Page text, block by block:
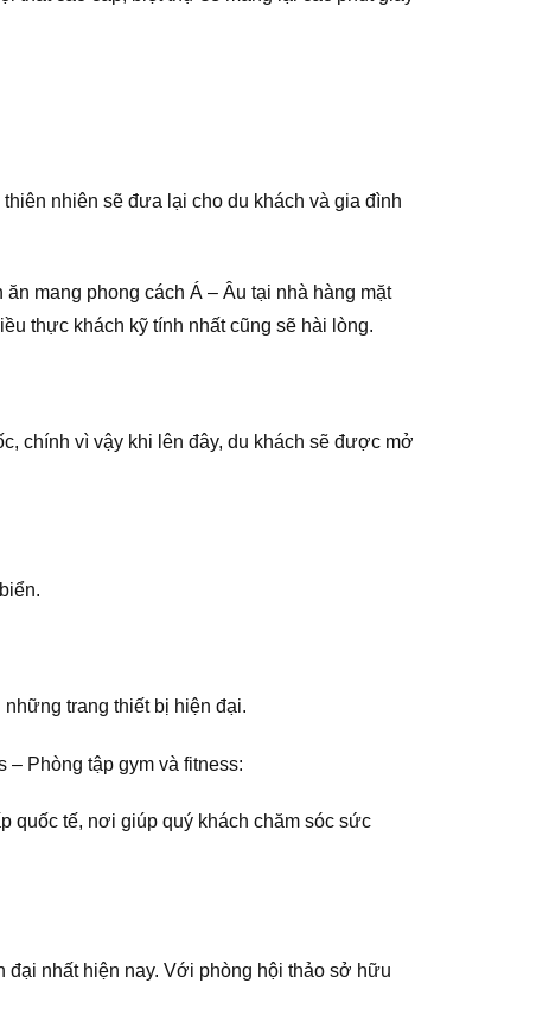
nhiên sẽ đưa lại cho du khách và gia đình
mang phong cách Á – Âu tại nhà hàng mặt
thực khách kỹ tính nhất cũng sẽ hài lòng.
chính vì vậy khi lên đây, du khách sẽ được mở
trang thiết bị hiện đại.
– Phòng tập gym và fitness:
quốc tế, nơi giúp quý khách chăm sóc sức
đại nhất hiện nay. Với phòng hội thảo sở hữu